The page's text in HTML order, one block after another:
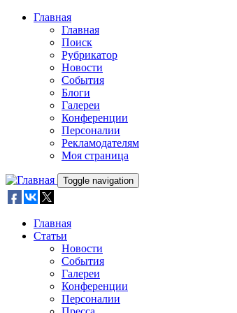
Skip to main content
Главная
Главная
Поиск
Рубрикатор
Новости
События
Блоги
Галереи
Конференции
Персоналии
Рекламодателям
Моя страница
Toggle navigation
Главная
Статьи
Новости
События
Галереи
Конференции
Персоналии